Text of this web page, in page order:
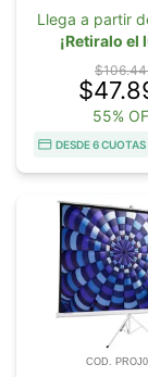
Llega a partir
¡Retiralo el
55%
DESDE 6
COD.